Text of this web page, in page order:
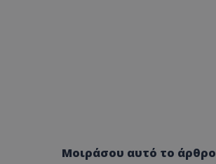
Μοιράσου αυτό το άρθρο